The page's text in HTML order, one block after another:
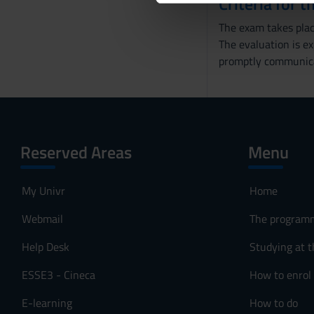
di analisi dei dati web,
che hanno raccolto dal tuo
n
The exam takes
The evaluation is
promptly
Reserved Areas
My Univr
Webmail
Help Desk
ESSE3 - Cineca
E-learning
Menu
Home
The
Studying at
How to enrol
How to do